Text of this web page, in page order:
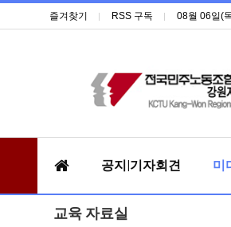
즐겨찾기 RSS 구독 08월 06일(
공지|기자회견 미
교육 자료실